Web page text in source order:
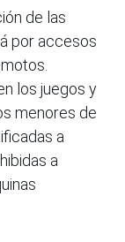
de las
por accesos
los juegos y
menores de
a
a